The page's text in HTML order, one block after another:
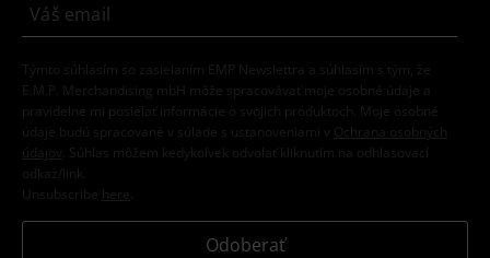
Týmto súhlasím so zasielaním EMP Newslettra a súhlasím s tým, že
E.M.P. Merchandising mbH môže spracovávať moje osobné údaje a
pravidelne mi posielať informácie o svojich produktoch. Moje osobné
údaje budú spracované v súlade s ustanoveniami v
Ochrana osobných
údajov
. Súhlas môžem kedykoľvek odvolať kliknutím na odhlasovací
odkaz/link.
Unsubscribe here
Odoberať